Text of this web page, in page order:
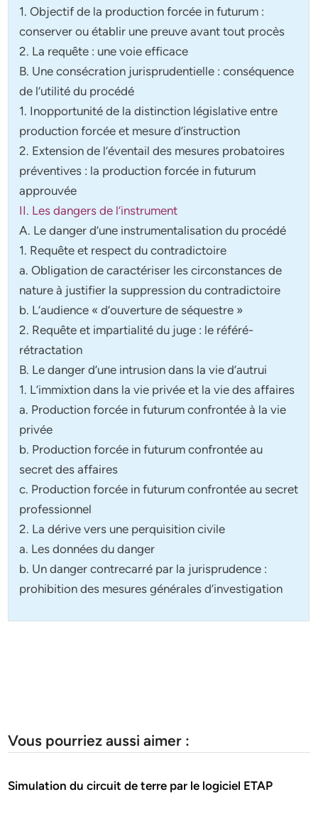
1. Objectif de la production forcée in futurum :
conserver ou établir une preuve avant tout procès
2. La requête : une voie efficace
B. Une consécration jurisprudentielle : conséquence
de l’utilité du procédé
1. Inopportunité de la distinction législative entre
production forcée et mesure d’instruction
2. Extension de l’éventail des mesures probatoires
préventives : la production forcée in futurum
approuvée
II. Les dangers de l’instrument
A. Le danger d’une instrumentalisation du procédé
1. Requête et respect du contradictoire
a. Obligation de caractériser les circonstances de
nature à justifier la suppression du contradictoire
b. L’audience « d’ouverture de séquestre »
2. Requête et impartialité du juge : le référé-
rétractation
B. Le danger d’une intrusion dans la vie d’autrui
1. L’immixtion dans la vie privée et la vie des affaires
a. Production forcée in futurum confrontée à la vie
privée
b. Production forcée in futurum confrontée au
secret des affaires
c. Production forcée in futurum confrontée au secret
professionnel
2. La dérive vers une perquisition civile
a. Les données du danger
b. Un danger contrecarré par la jurisprudence :
prohibition des mesures générales d’investigation
Vous pourriez aussi aimer :
Simulation du circuit de terre par le logiciel ETAP